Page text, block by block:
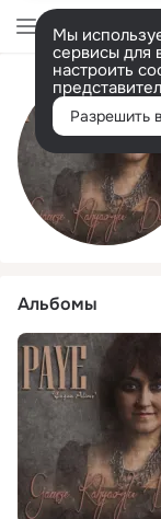
Мы
сервисы для
настроить
Разрешить
Альбомы